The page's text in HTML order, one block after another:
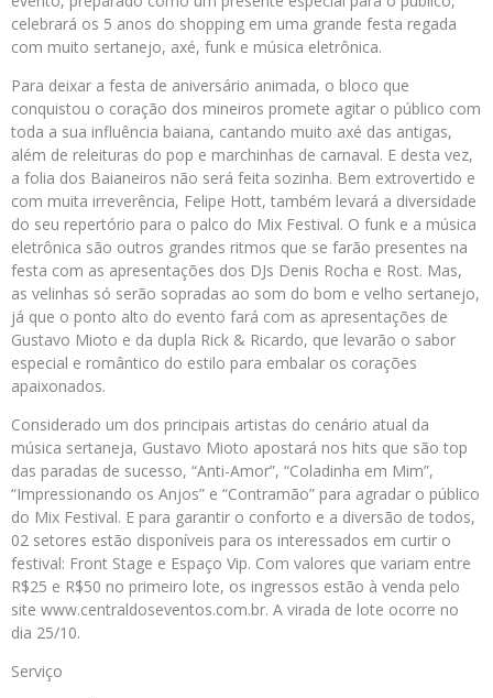
celebrará os 5 anos do shopping em uma grande festa regada
com muito sertanejo, axé, funk e música eletrônica.
Para deixar a festa de aniversário animada, o bloco que
conquistou o coração dos mineiros promete agitar o público com
toda a sua influência baiana, cantando muito axé das antigas,
além de releituras do pop e marchinhas de carnaval. E desta vez,
a folia dos Baianeiros não será feita sozinha. Bem extrovertido e
com muita irreverência, Felipe Hott, também levará a diversidade
do seu repertório para o palco do Mix Festival. O funk e a música
eletrônica são outros grandes ritmos que se farão presentes na
festa com as apresentações dos DJs Denis Rocha e Rost. Mas,
as velinhas só serão sopradas ao som do bom e velho sertanejo,
já que o ponto alto do evento fará com as apresentações de
Gustavo Mioto e da dupla Rick & Ricardo, que levarão o sabor
especial e romântico do estilo para embalar os corações
apaixonados.
Considerado um dos principais artistas do cenário atual da
música sertaneja, Gustavo Mioto apostará nos hits que são top
das paradas de sucesso, “Anti-Amor”, “Coladinha em Mim”,
“Impressionando os Anjos” e “Contramão” para agradar o público
do Mix Festival. E para garantir o conforto e a diversão de todos,
02 setores estão disponíveis para os interessados em curtir o
festival: Front Stage e Espaço Vip. Com valores que variam entre
R$25 e R$50 no primeiro lote, os ingressos estão à venda pelo
site www.centraldoseventos.com.br. A virada de lote ocorre no
dia 25/10.
Serviço